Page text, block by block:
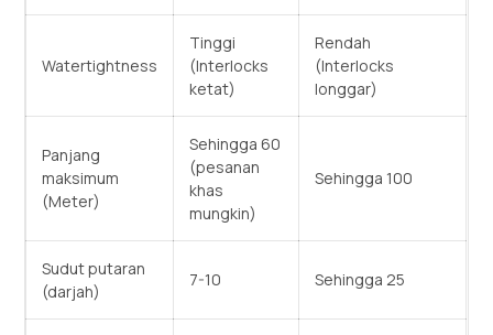
Watertightness
Tinggi
(Interlocks
ketat)
Rendah
(Interlocks
longgar)
Panjang
maksimum
(Meter)
Sehingga 60
(pesanan
khas
mungkin)
Sehingga 100
Sudut putaran
(darjah)
7-10 Sehingga 25